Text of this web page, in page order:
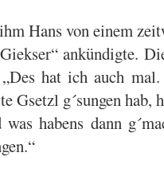
Hans von einem
ankündigte.
„Des hat ich auch
Gsetzl g´sungen hab,
habens dann